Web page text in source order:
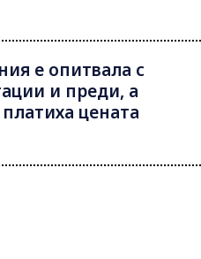
е опитвала с
и преди, а
цената